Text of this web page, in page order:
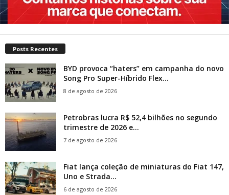
Posts Recentes
BYD provoca “haters” em campanha do novo
Song Pro Super-Híbrido Flex...
8 de agosto de 2026
Petrobras lucra R$ 52,4 bilhões no segundo
trimestre de 2026 e...
7 de agosto de 2026
Fiat lança coleção de miniaturas do Fiat 147,
Uno e Strada...
6 de agosto de 2026